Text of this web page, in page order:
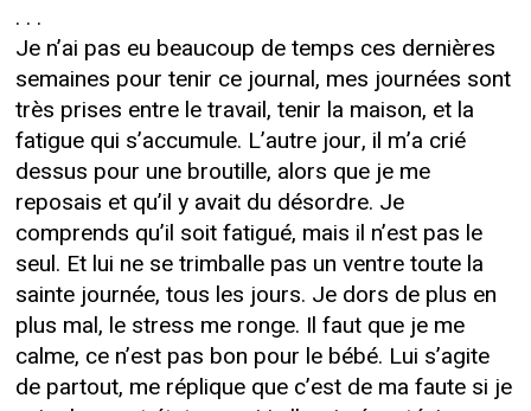
. . .
Je n’ai pas eu beaucoup de temps ces dernières
semaines pour tenir ce journal, mes journées sont
très prises entre le travail, tenir la maison, et la
fatigue qui s’accumule. L’autre jour, il m’a crié
dessus pour une broutille, alors que je me
reposais et qu’il y avait du désordre. Je
comprends qu’il soit fatigué, mais il n’est pas le
seul. Et lui ne se trimballe pas un ventre toute la
sainte journée, tous les jours. Je dors de plus en
plus mal, le stress me ronge. Il faut que je me
calme, ce n’est pas bon pour le bébé. Lui s’agite
de partout, me réplique que c’est de ma faute si je